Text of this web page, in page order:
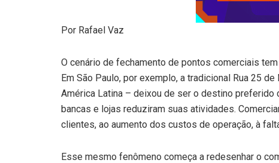
Por Rafael Vaz
O cenário de fechamento de pontos comerciais
Em São Paulo, por exemplo, a tradicional Rua 25
América Latina – deixou de ser o destino
bancas e lojas reduziram suas atividades.
clientes, ao aumento dos custos de operação, à
Esse mesmo fenômeno começa a redesenhar o